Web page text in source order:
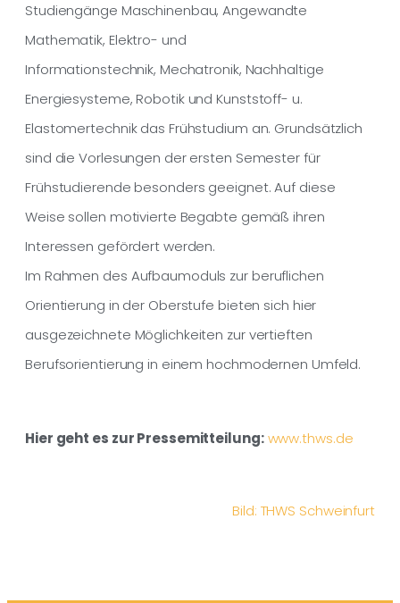
Studiengänge Maschinenbau, Angewandte
Mathematik, Elektro- und
Informationstechnik, Mechatronik, Nachhaltige
Energiesysteme, Robotik und Kunststoff- u.
Elastomertechnik das Frühstudium an. Grundsätzlich
sind die Vorlesungen der ersten Semester für
Frühstudierende besonders geeignet. Auf diese
Weise sollen motivierte Begabte gemäß ihren
Interessen gefördert werden.
Im Rahmen des Aufbaumoduls zur beruflichen
Orientierung in der Oberstufe bieten sich hier
ausgezeichnete Möglichkeiten zur vertieften
Berufsorientierung in einem hochmodernen Umfeld.
Hier geht es zur Pressemitteilung: www.thws.de
Bild: THWS Schweinfurt